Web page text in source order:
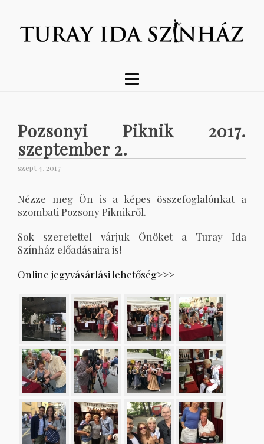
Pozsonyi Piknik 2017.
szeptember 2.
szept 4, 2017
Nézze meg Ön is a képes összefoglalónkat a
szombati Pozsony Piknikről.
Sok szeretettel várjuk Önöket a Turay Ida
Színház előadásaira is!
Online jegyvásárlási lehetőség>>>